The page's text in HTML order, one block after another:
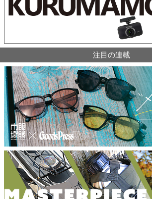
注目の連載